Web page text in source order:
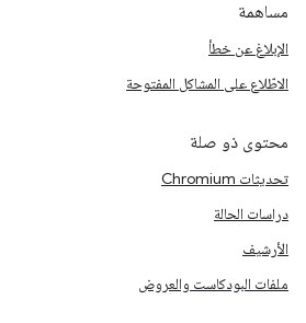
مساهمة
الإبلاغ عن خطأ
الاطّلاع على المشاكل المفتوحة
محتوى ذو صلة
تحديثات Chromium
دراسات الحالة
الأرشيف
ملفات البودكاست والعروض